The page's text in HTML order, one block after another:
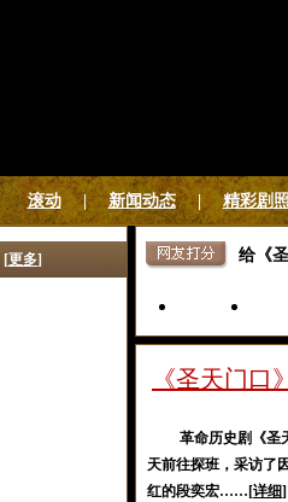
滚动|新闻动态|精彩剧
[更多] 给《
5 4
《圣天门口
革命历史剧《圣天
天前往探班，采访了
红的段奕宏……[详细]